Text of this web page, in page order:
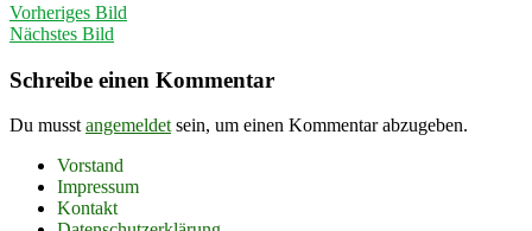
Vorheriges Bild
Nächstes Bild
Schreibe einen Kommentar
Du musst angemeldet sein, um einen Kommentar abzugeben.
Footer
Inhalt
Vorstand
Impressum
Kontakt